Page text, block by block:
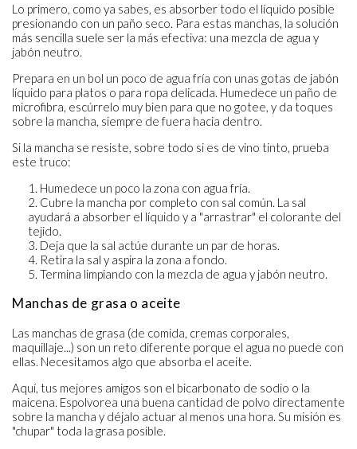
Lo primero, como ya sabes, es absorber todo el líquido posible
presionando con un paño seco. Para estas manchas, la solución
más sencilla suele ser la más efectiva: una mezcla de agua y
jabón neutro.
Prepara en un bol un poco de agua fría con unas gotas de jabón
líquido para platos o para ropa delicada. Humedece un paño de
microfibra, escúrrelo muy bien para que no gotee, y da toques
sobre la mancha, siempre de fuera hacia dentro.
Si la mancha se resiste, sobre todo si es de vino tinto, prueba
este truco:
Humedece un poco la zona con agua fría.
Cubre la mancha por completo con sal común. La sal
ayudará a absorber el líquido y a "arrastrar" el colorante del
tejido.
Deja que la sal actúe durante un par de horas.
Retira la sal y aspira la zona a fondo.
Termina limpiando con la mezcla de agua y jabón neutro.
Manchas de grasa o aceite
Las manchas de grasa (de comida, cremas corporales,
maquillaje...) son un reto diferente porque el agua no puede con
ellas. Necesitamos algo que absorba el aceite.
Aquí, tus mejores amigos son el bicarbonato de sodio o la
maicena. Espolvorea una buena cantidad de polvo directamente
sobre la mancha y déjalo actuar al menos una hora. Su misión es
"chupar" toda la grasa posible.